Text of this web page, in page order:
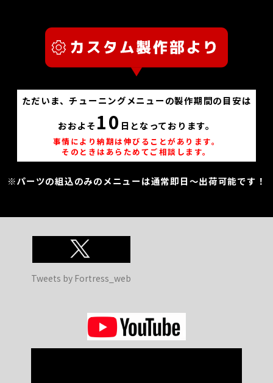
ただいま、チューニングメニューの製作期間の目安は
おおよそ 10 日となっております。
事情により納期は伸びることがあります。
そのときはあらためてご相談します。
※パーツの組込のみのメニューは通常即日～出荷可能です！
Tweets by Fortress_web